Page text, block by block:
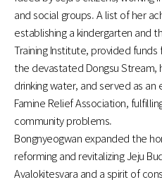
and social groups. A list of her
establishing a kindergarten and
Training Institute, provided
the devastated Dongsu Stream,
drinking water, and served as
Famine Relief Association,
community problems.
Bongnyeogwan expanded the
reforming and revitalizing Jeju
Avalokitesvara and a spirit of